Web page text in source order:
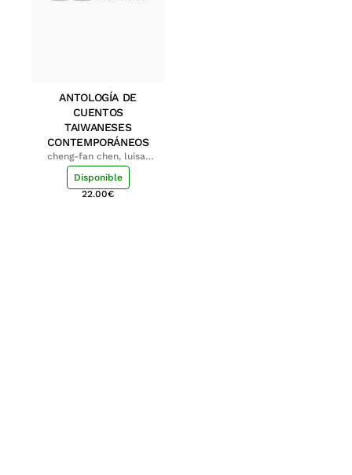
ANTOLOGÍA DE
CUENTOS
TAIWANESES
CONTEMPORÁNEOS
cheng-fan chen, luisa;
shu-ying chang, luisa
Disponible
22.00€